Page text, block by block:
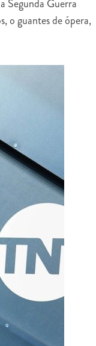
Segunda Guerra
o guantes de ópera,